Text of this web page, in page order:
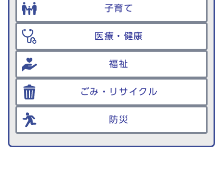
子育て
医療・健康
福祉
ごみ・リサイクル
防災